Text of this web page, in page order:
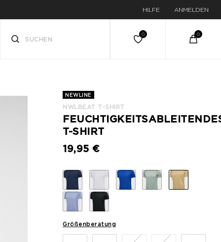
HILFE ANMELDEN
NEWLINE
NWLBEAT T-SHIRT
T-SHIRT
19,95 €
Größenberatung